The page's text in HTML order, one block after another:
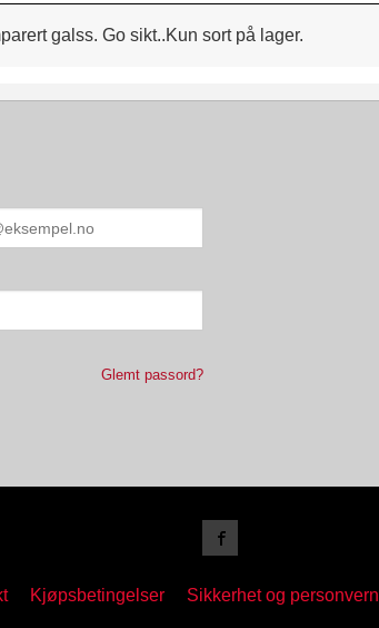
galss. Go sikt..Kun sort på lager.
Glemt passord?
Kjøpsbetingelser Sikkerhet og personvern